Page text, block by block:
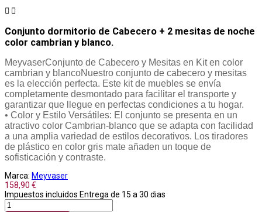
 
Conjunto dormitorio de Cabecero + 2 mesitas de noche
color cambrian y blanco.
MeyvaserConjunto de Cabecero y Mesitas en Kit en color
cambrian y blancoNuestro conjunto de cabecero y mesitas
es la elección perfecta. Este kit de muebles se envía
completamente desmontado para facilitar el transporte y
garantizar que llegue en perfectas condiciones a tu hogar.
• Color y Estilo Versátiles: El conjunto se presenta en un
atractivo color Cambrian-blanco que se adapta con facilidad
a una amplia variedad de estilos decorativos. Los tiradores
de plástico en color gris mate añaden un toque de
sofisticación y contraste.
Marca: Meyvaser
158,90 €
Impuestos incluidos Entrega de 15 a 30 dias